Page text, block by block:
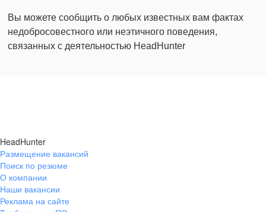
Вы можете сообщить о любых известных вам фактах
недобросовестного или неэтичного поведения,
связанных с деятельностью HeadHunter
HeadHunter
Размещение вакансий
Поиск по резюме
О компании
Наши вакансии
Реклама на сайте